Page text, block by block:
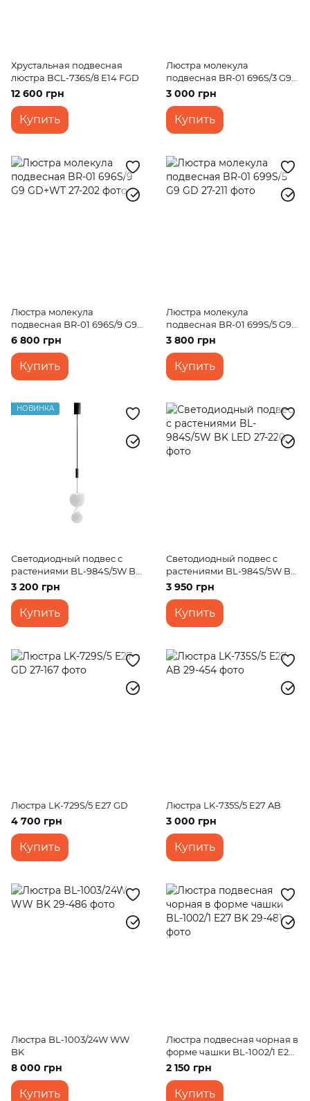
Хрустальная подвесная
люстра BCL-736S/8 E14 FGD
12 600 грн
Купить
Люстра молекула
подвесная BR-01 696S/3 G9
GD+WT
3 000 грн
Купить
Люстра молекула
подвесная BR-01 696S/9 G9
GD+WT
6 800 грн
Купить
Люстра молекула
подвесная BR-01 699S/5 G9
GD
3 800 грн
Купить
НОВИНКА
Светодиодный подвес с
растениями BL-984S/5W BK
LED
3 200 грн
Купить
Светодиодный подвес с
растениями BL-984S/5W BK
LED
3 950 грн
Купить
Люстра LK-729S/5 E27 GD
4 700 грн
Купить
Люстра LK-735S/5 E27 AB
3 000 грн
Купить
Люстра BL-1003/24W WW
BK
8 000 грн
Купить
Люстра подвесная чорная в
форме чашки BL-1002/1 E27
BK
2 150 грн
Купить